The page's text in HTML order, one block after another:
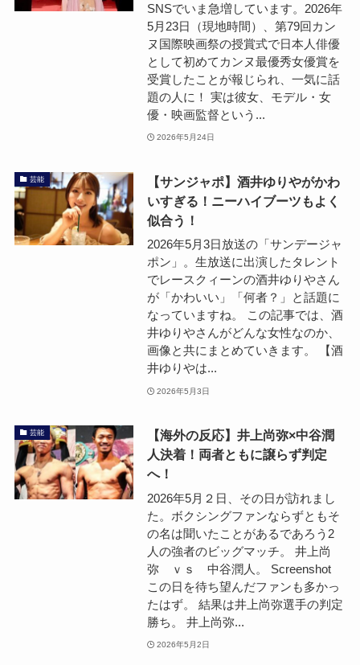
SNSでいま急増しています。2026年
5月23日（現地時間）、第79回カン
ヌ国際映画祭の授賞式で日本人俳優
として初めてカンヌ最優秀女優賞を
受賞したことが報じられ、一気に話
題の人に！ 実は彼女、モデル・女
優・映画監督という...
2026年5月24日
芸能
【サンジャポ】酒井ゆりやがかわ
いすぎる！ニーハイブーツもよく
似合う！
2026年5月3日放送の「サンデージャ
ポン」。生放送に出演したタレント
でレースクィーンの酒井ゆりやさん
が「かわいい」「何者？」と話題に
なっていますね。 この記事では、酒
井ゆりやさんがどんな女性なのか、
画像と共にまとめていきます。 【酒
井ゆりやは...
2026年5月3日
芸能
【海外の反応】井上尚弥×中谷潤
人決着！両者ともに譲らず判定
へ！
2026年5月２日、その日が訪れまし
た。ボクシングファンならずともそ
の名は聞いたことがあるであろう2
人の強者のビッグマッチ。 井上尚
弥 ｖｓ 中谷潤人。 Screenshot
この日を待ち望んだファンも多かっ
たはず。 結果は井上尚弥選手の判定
勝ち。 井上尚弥...
2026年5月2日